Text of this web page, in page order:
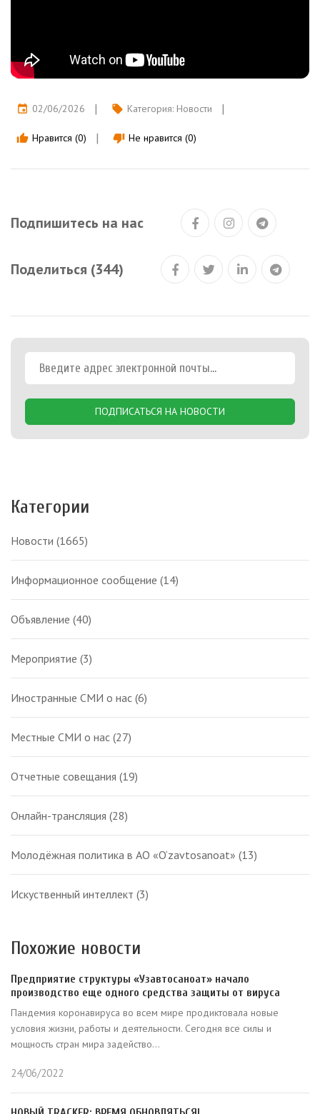
event 02/06/2026 local_offer Категория: Новости
thumb_up Нравится (0) thumb_down Не нравится (0)
Подпишитесь на нас
Поделиться (344)
ПОДПИСАТЬСЯ НА НОВОСТИ
Категории
Новости (1665)
Информационное сообщение (14)
Объявление (40)
Мероприятие (3)
Иностранные СМИ о нас (6)
Местные СМИ о нас (27)
Отчетные совещания (19)
Онлайн-трансляция (28)
Молодёжная политика в АО «O‘zavtosanoat» (13)
Искуственный интеллект (3)
Похожие новости
Предприятие структуры «Узавтосаноат» начало
производство еще одного средства защиты от вируса
Пандемия коронавируса во всем мире продиктовала новые
условия жизни, работы и деятельности. Сегодня все силы и
мощность стран мира задейство...
24/06/2022